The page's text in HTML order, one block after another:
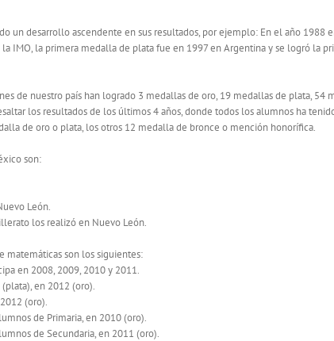
un desarrollo ascendente en sus resultados, por ejemplo: En el año 1988
IMO, la primera medalla de plata fue en 1997 en Argentina y se logró la
de nuestro país han logrado 3 medallas de oro, 19 medallas de plata, 54
los resultados de los últimos 4 años, donde todos los alumnos ha
de oro o plata, los otros 12 medalla de bronce o mención honorífica.
son:
León.
los realizó en Nuevo León.
matemáticas son los siguientes:
en 2008, 2009, 2010 y 2011.
en 2012 (oro).
(oro).
de Primaria, en 2010 (oro).
de Secundaria, en 2011 (oro).